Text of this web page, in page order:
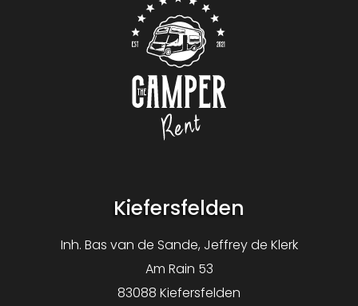
Kiefersfelden
Inh. Bas van de Sande, Jeffrey de Klerk
Am Rain 53
83088 Kiefersfelden